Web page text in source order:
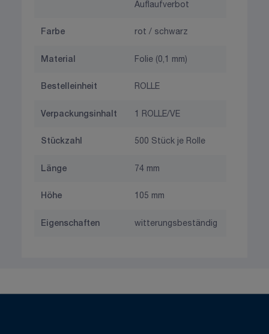
Auflaufverbot
Farbe rot / schwarz
Material Folie (0,1 mm)
Bestelleinheit ROLLE
Verpackungsinhalt 1 ROLLE/VE
Stückzahl 500 Stück je Rolle
Länge 74 mm
Höhe 105 mm
Eigenschaften witterungsbeständig